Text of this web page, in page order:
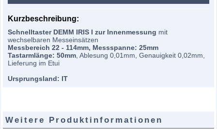
Kurzbeschreibung:
Schnelltaster DEMM IRIS I zur Innenmessung mit
wechselbaren Messeinsätzen
Messbereich 22 - 114mm, Messspanne: 25mm
Tastarmlänge: 50mm , Ablesung 0,01mm, Genauigkeit 0,02mm,
Lieferung im Etui
Ursprungsland: IT
Weitere Produktinformationen